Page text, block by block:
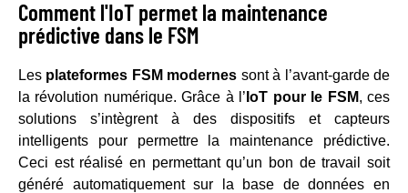
Comment l'IoT permet la maintenance
prédictive dans le FSM
Les plateformes FSM modernes sont à l’avant-garde de
la révolution numérique. Grâce à l’ IoT pour le FSM, ces
solutions s’intègrent à des dispositifs et capteurs
intelligents pour permettre la maintenance prédictive.
Ceci est réalisé en permettant qu’un bon de travail soit
généré automatiquement sur la base de données en